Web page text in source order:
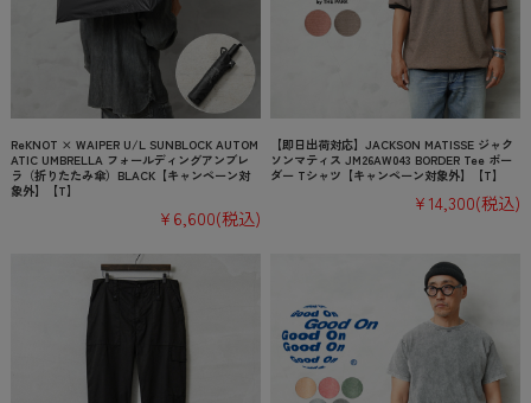
ReKNOT × WAIPER U/L SUNBLOCK AUTOM
ATIC UMBRELLA フォールディングアンブレ
ラ（折りたたみ傘）BLACK【キャンペーン対
象外】【T】
¥6,600(税込)
【即日出荷対応】JACKSON MATISSE ジャク
ソンマティス JM26AW043 BORDER Tee ボー
ダー Tシャツ【キャンペーン対象外】【T】
¥14,300(税込)